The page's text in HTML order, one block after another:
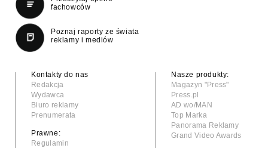
fachowców
Poznaj raporty ze świata
reklamy i mediów
Kontakty do nas
Redakcja
Wydawca
Biuro reklamy
Prenumerata
Prawne:
Regulamin
Nasze produkty:
Magazyn "Press"
Press.pl
AD wo/MAN
Top Marka
Panorama Reklamy
Grand Video Awards